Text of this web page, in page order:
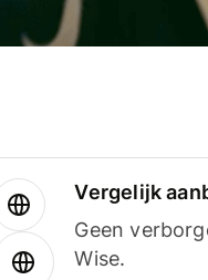
Vergelijk
Geen
Wise.